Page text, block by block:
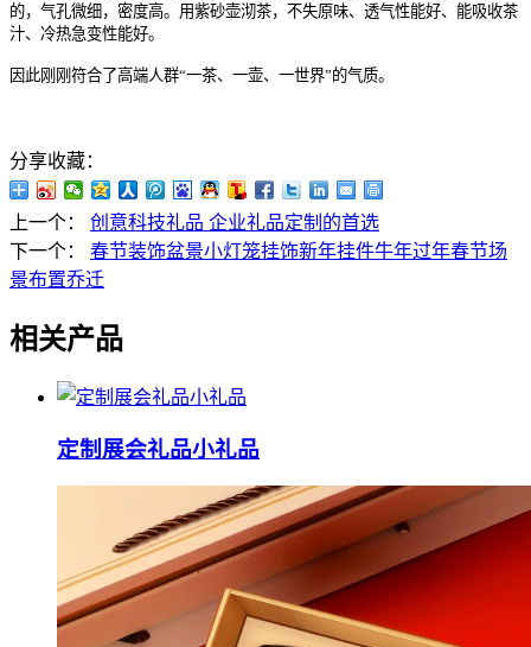
的，气孔微细，密度高。用紫砂壶沏茶，不失原味、透气性能好、能吸收茶
汁、冷热急变性能好。
因此刚刚符合了高端人群“一茶、一壶、一世界”的气质。
分享收藏：
上一个： 创意科技礼品 企业礼品定制的首选
下一个： 春节装饰盆景小灯笼挂饰新年挂件牛年过年春节场
景布置乔迁
相关产品
定制展会礼品小礼品